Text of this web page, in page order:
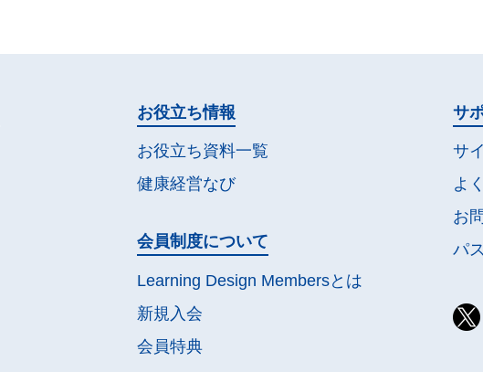
お役立ち情報
お役立ち資料一覧
健康経営なび
会員制度について
Learning Design Membersとは
新規入会
会員特典
サ
サ
よ
お
パ